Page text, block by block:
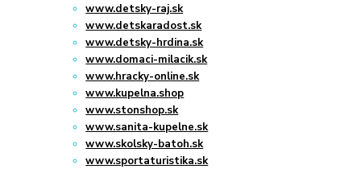
www.detsky-raj.sk
www.detskaradost.sk
www.detsky-hrdina.sk
www.domaci-milacik.sk
www.hracky-online.sk
www.kupelna.shop
www.stonshop.sk
www.sanita-kupelne.sk
www.skolsky-batoh.sk
www.sportaturistika.sk